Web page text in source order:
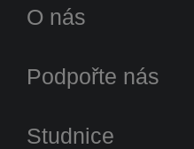
O nás
Podpořte nás
Studnice